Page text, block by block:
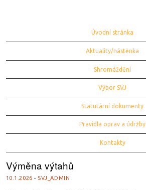
Úvodní stránka
Aktuality/nástěnka
Shromáždění
Výbor SVJ
Statutární dokumenty
Pravidla oprav a údržby
Kontakty
Výměna výtahů
10.1.2026 - SVJ_ADMIN